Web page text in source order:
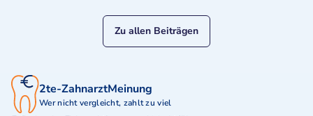
Zu allen Beiträgen
2te-ZahnarztMeinung
Wer nicht vergleicht, zahlt zu viel